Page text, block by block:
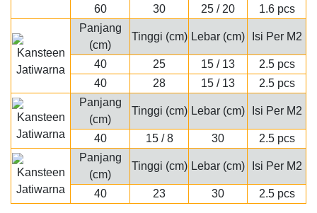
60
30 25 / 20
1.6 pcs
Panjang
(cm)
Tinggi (cm) Lebar (cm) Isi Per M2
40 25 15 / 13
2.5 pcs
40
28 15 / 13
2.5 pcs
Panjang
(cm)
Tinggi (cm) Lebar (cm) Isi Per M2
40 15 / 8 30
2.5 pcs
Panjang
(cm)
Tinggi (cm) Lebar (cm) Isi Per M2
40 23 30 2.5 pcs